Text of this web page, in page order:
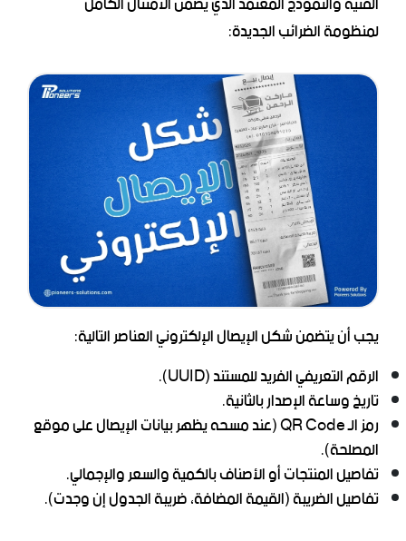
لمنظومة الضرائب الجديدة:
يجب أن يتضمن شكل الإيصال الإلكتروني العناصر التالية:
الرقم التعريفي الفريد للمستند (UUID).
تاريخ وساعة الإصدار بالثانية.
رمز الـ QR Code (عند مسحه يظهر بيانات الإيصال على موقع
المصلحة).
تفاصيل المنتجات أو الأصناف بالكمية والسعر والإجمالي.
تفاصيل الضريبة (القيمة المضافة، ضريبة الجدول إن وجدت).